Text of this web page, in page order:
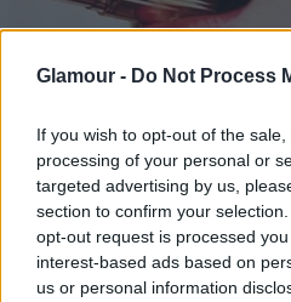
Glamour - Do Not Process
If you wish to opt-out of the
processing of your personal or
targeted advertising by us,
section to confirm your
opt-out request is processed
interest-based ads based on
us or personal information